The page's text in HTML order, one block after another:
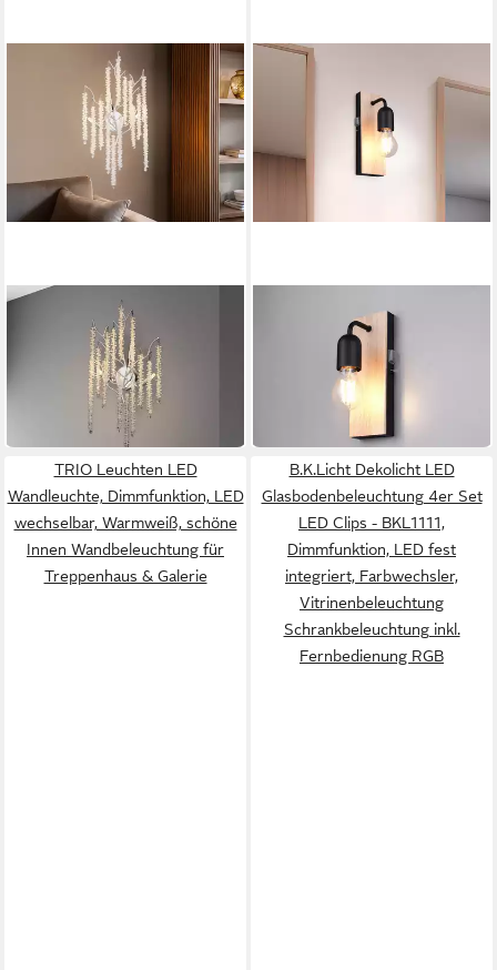
GLOBO LIGHTING
LED Wandleuchte mit Glas
Kristall Behang Höhe 60cm
UVP129,97 €
lieferbar in 2 Wochen
LED Spiegelleuchte
ab 25,49 € UVP47,98 €
in 4-5 Werktagen bei dir
TRIO Leuchten LED
Wandleuchte, Dimmfunktion, LED
wechselbar, Warmweiß, schöne
Innen Wandbeleuchtung für
Treppenhaus & Galerie
B.K.Licht Dekolicht LED
Glasbodenbeleuchtung 4er Set
LED Clips - BKL1111,
Dimmfunktion, LED fest
integriert, Farbwechsler,
Vitrinenbeleuchtung
Schrankbeleuchtung inkl.
Fernbedienung RGB